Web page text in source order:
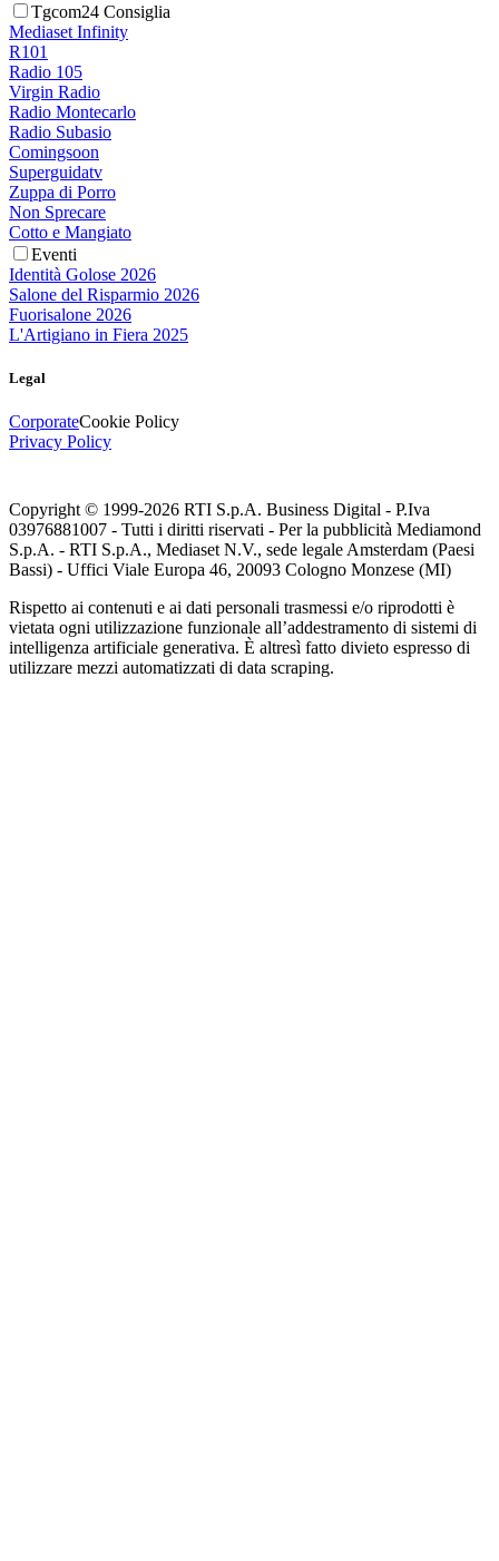
Tgcom24 Consiglia
Mediaset Infinity
R101
Radio 105
Virgin Radio
Radio Montecarlo
Radio Subasio
Comingsoon
Superguidatv
Zuppa di Porro
Non Sprecare
Cotto e Mangiato
Eventi
Identità Golose 2026
Salone del Risparmio 2026
Fuorisalone 2026
L'Artigiano in Fiera 2025
Legal
CorporateCookie Policy
Privacy Policy
Copyright © 1999-2026 RTI S.p.A. Business Digital - P.Iva
03976881007 - Tutti i diritti riservati - Per la pubblicità Mediamond
S.p.A. - RTI S.p.A., Mediaset N.V., sede legale Amsterdam (Paesi
Bassi) - Uffici Viale Europa 46, 20093 Cologno Monzese (MI)
Rispetto ai contenuti e ai dati personali trasmessi e/o riprodotti è
vietata ogni utilizzazione funzionale all’addestramento di sistemi di
intelligenza artificiale generativa. È altresì fatto divieto espresso di
utilizzare mezzi automatizzati di data scraping.